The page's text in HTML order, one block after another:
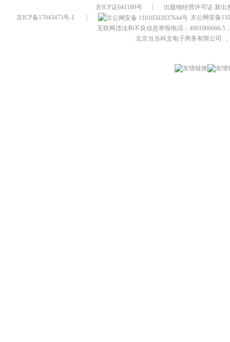
京ICP证041189号
出版物经营许可证 新出
京ICP备17043473号-1
京公网安备
互联网违法和不良信息举报电话：4001066666-5
北京当当科文电子商务有限公司